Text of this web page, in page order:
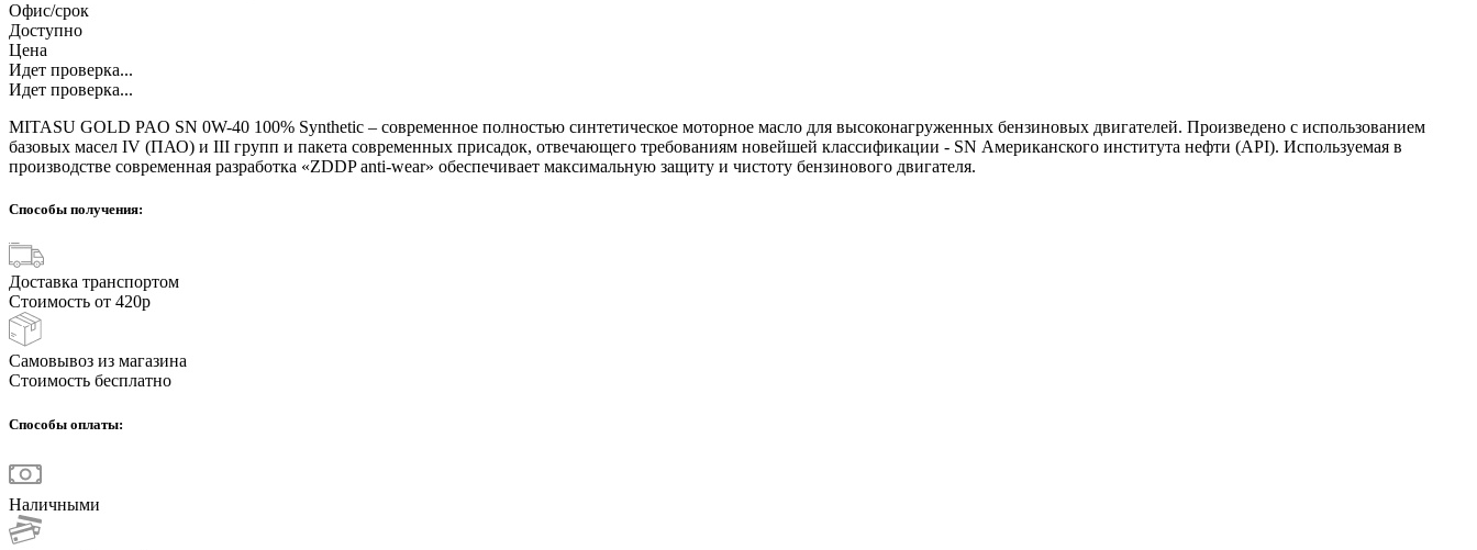
Офис/срок
Доступно
Цена
Идет проверка...
Идет проверка...
MITASU GOLD PAO SN 0W-40 100% Synthetic – современное полностью синтетическое моторное масло для высоконагруженных бензиновых двигателей. Произведено с использованием
базовых масел IV (ПАО) и III групп и пакета современных присадок, отвечающего требованиям новейшей классификации - SN Американского института нефти (API). Используемая в
производстве современная разработка «ZDDP anti-wear» обеспечивает максимальную защиту и чистоту бензинового двигателя.
Способы получения:
Доставка транспортом
Стоимость от 420р
Самовывоз из магазина
Стоимость бесплатно
Способы оплаты:
Наличными